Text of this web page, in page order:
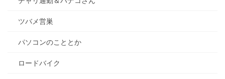
ツバメ営巣
パソコンのこととか
ロードバイク